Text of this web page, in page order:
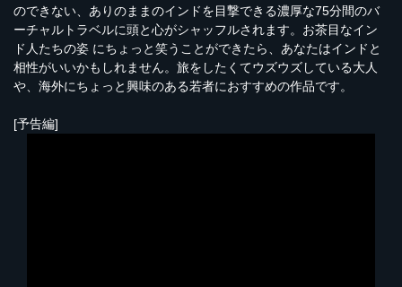
のできない、ありのままのインドを目撃できる濃厚な75分間のバ
ーチャルトラベルに頭と心がシャッフルされます。お茶目なイン
ド人たちの姿 にちょっと笑うことができたら、あなたはインドと
相性がいいかもしれません。旅をしたくてウズウズしている大人
や、海外にちょっと興味のある若者におすすめの作品です。
[予告編]